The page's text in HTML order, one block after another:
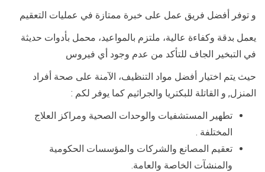
و توفر أفضل فريق عمل على خبرة ممتازة في عمليات التعقيم
يعمل بدقة وكفاءة عالية، ملتزم بالمواعيد، محمل بأدوات حديثة
في التبخير الجاف للتأكد من عدم وجود أي فيروس
حيث يتم اختيار أفضل مواد التنظيف، الآمنة على صحة أفراد
المنزل, و القاتلة للبكتريا والجراثيم كما يوفر لكم :
تطهير المستشفيات والوحدات الصحية ومراكز العلاج
المختلفة .
تعقيم المصانع والشركات والمؤسسات الحكومية
والمنشآت الخاصة والعامة.